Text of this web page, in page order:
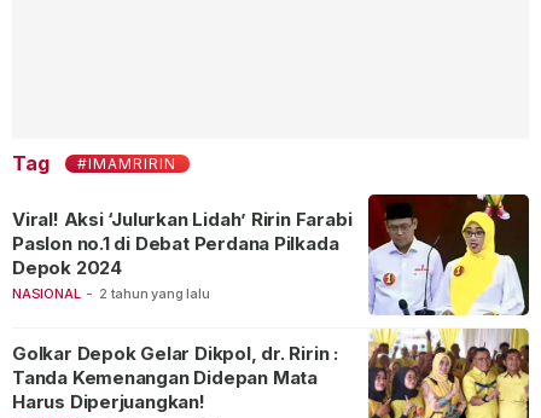
Tag #IMAMRIRIN
NASIONAL - 2 tahun yang lalu
Viral! Aksi ‘Julurkan Lidah’ Ririn Farabi
Paslon no.1 di Debat Perdana Pilkada
Depok 2024
Golkar Depok Gelar Dikpol, dr. Ririn :
Tanda Kemenangan Didepan Mata
Harus Diperjuangkan!